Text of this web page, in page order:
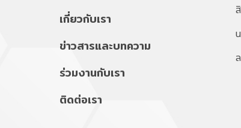
เกี่ยวกับเรา
ข่าวสารและบทความ
ร่วมงานกับเรา
ติดต่อเรา